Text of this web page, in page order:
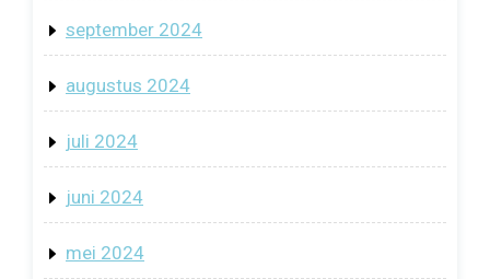
september 2024
augustus 2024
juli 2024
juni 2024
mei 2024